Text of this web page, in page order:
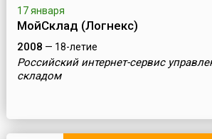
17 января
МойСклад (Логнекс)
2008 — 18-летие
Российский интернет-сервис
складом